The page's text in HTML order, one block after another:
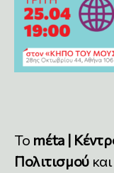
Το mέta |
Πολιτισμού